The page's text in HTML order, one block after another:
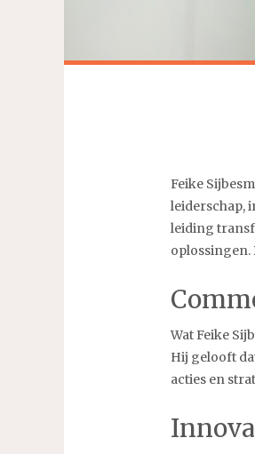
Feike
leiderschap,
leiding
oplossingen.
Wat Feike
Hij gelooft
acties en